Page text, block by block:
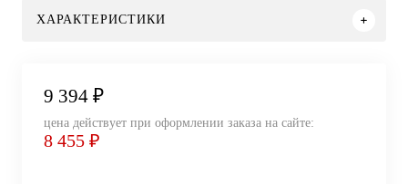
ХАРАКТЕРИСТИКИ
9 394 ₽
цена действует при оформлении заказа на сайте:
8 455 ₽